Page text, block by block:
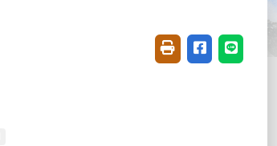
友善列印(開新視窗)
分享至臉書(
分享至